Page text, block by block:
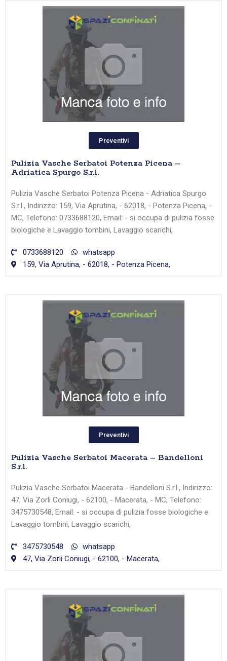
Preventivi
Pulizia Vasche Serbatoi Potenza Picena –
Adriatica Spurgo S.r.l.
Pulizia Vasche Serbatoi Potenza Picena - Adriatica Spurgo
S.r.l., Indirizzo: 159, Via Aprutina, - 62018, - Potenza Picena, -
MC, Telefono: 0733688120, Email: - si occupa di pulizia fosse
biologiche e Lavaggio tombini, Lavaggio scarichi,
0733688120
whatsapp
159, Via Aprutina, - 62018, - Potenza Picena,
Preventivi
Pulizia Vasche Serbatoi Macerata – Bandelloni
S.r.l.
Pulizia Vasche Serbatoi Macerata - Bandelloni S.r.l., Indirizzo:
47, Via Zorli Coniugi, - 62100, - Macerata, - MC, Telefono:
3475730548, Email: - si occupa di pulizia fosse biologiche e
Lavaggio tombini, Lavaggio scarichi,
3475730548
whatsapp
47, Via Zorli Coniugi, - 62100, - Macerata,